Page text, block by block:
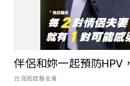
「星宇航空
三萬？早去
伴侶和妳一起預防HPV
台灣癌症基金會